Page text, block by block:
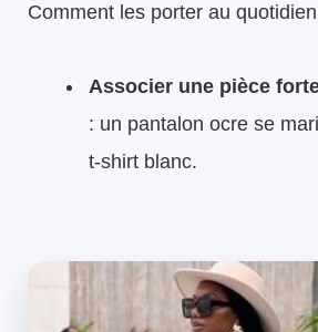
Comment les porter au
Associer une pièce
: un pantalon ocre se
t‑shirt blanc.